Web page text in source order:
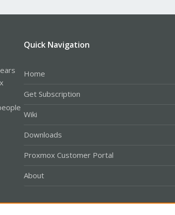
Quick Navigation
Home
Get Subscription
Wiki
Downloads
Proxmox Customer Portal
About